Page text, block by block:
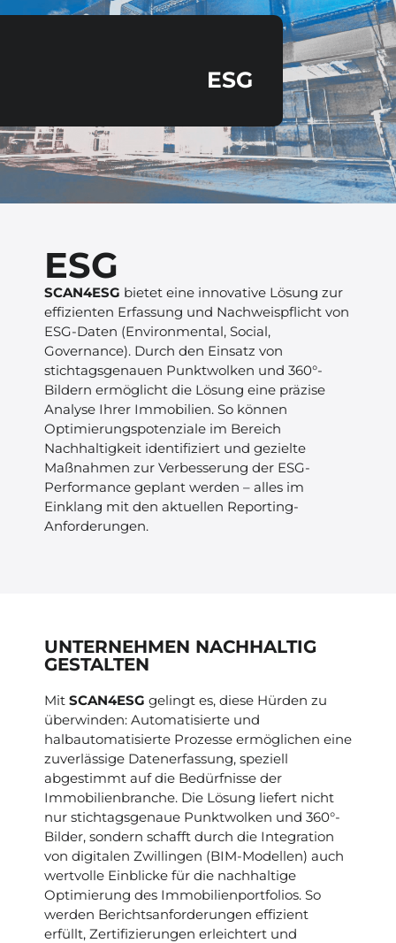
ESG
ESG
SCAN4ESG bietet eine innovative Lösung zur
effizienten Erfassung und Nachweispflicht von
ESG-Daten (Environmental, Social,
Governance). Durch den Einsatz von
stichtagsgenauen Punktwolken und 360°-
Bildern ermöglicht die Lösung eine präzise
Analyse Ihrer Immobilien. So können
Optimierungspotenziale im Bereich
Nachhaltigkeit identifiziert und gezielte
Maßnahmen zur Verbesserung der ESG-
Performance geplant werden – alles im
Einklang mit den aktuellen Reporting-
Anforderungen.
UNTERNEHMEN NACHHALTIG
GESTALTEN
Mit SCAN4ESG gelingt es, diese Hürden zu
überwinden: Automatisierte und
halbautomatisierte Prozesse ermöglichen eine
zuverlässige Datenerfassung, speziell
abgestimmt auf die Bedürfnisse der
Immobilienbranche. Die Lösung liefert nicht
nur stichtagsgenaue Punktwolken und 360°-
Bilder, sondern schafft durch die Integration
von digitalen Zwillingen (BIM-Modellen) auch
wertvolle Einblicke für die nachhaltige
Optimierung des Immobilienportfolios. So
werden Berichtsanforderungen effizient
erfüllt, Zertifizierungen erleichtert und